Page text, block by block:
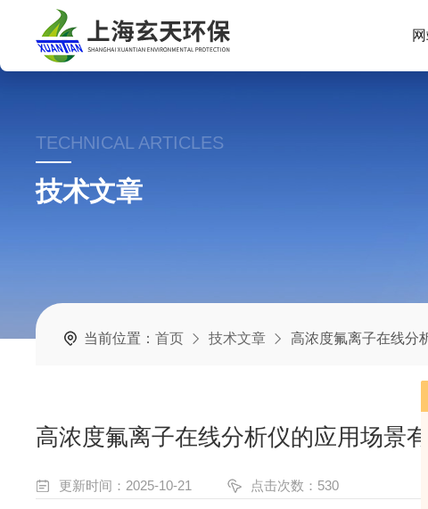
TECHNICAL ARTICLES
技术文章
当前位置：首页 技术文章 高浓度氟离子在线分
高浓度氟离子在线分析仪的应用场景
更新时间：2025-10-21 点击次数：530